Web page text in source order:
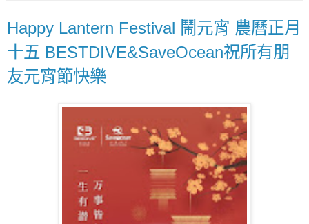
Happy Lantern Festival 鬧元宵 農曆正月
十五 BESTDIVE&SaveOcean祝所有朋
友元宵節快樂